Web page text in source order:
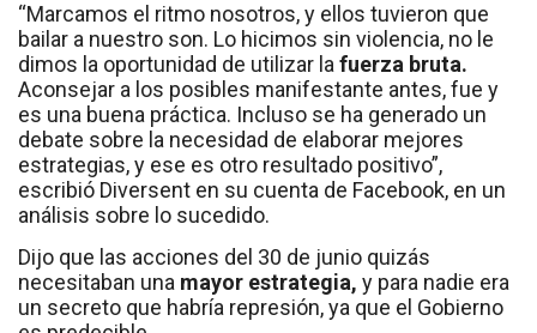
“Marcamos el ritmo nosotros, y ellos tuvieron que
bailar a nuestro son. Lo hicimos sin violencia, no le
dimos la oportunidad de utilizar lafuerza bruta.
Aconsejar a los posibles manifestante antes, fue y
es una buena práctica. Incluso se ha generado un
debate sobre la necesidad de elaborar mejores
estrategias, y ese es otro resultado positivo”,
escribió Diversent en su cuenta de Facebook, en un
análisis sobre lo sucedido.
Dijo que las acciones del 30 de junio quizás
necesitaban una mayor estrategia, y para nadie era
un secreto que habría represión, ya que el Gobierno